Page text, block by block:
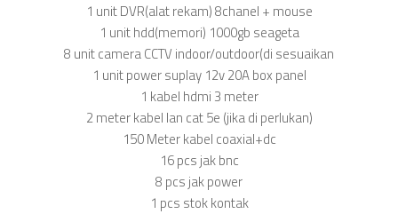
1 unit DVR(alat rekam) 8chanel + mouse
1 unit hdd(memori) 1000gb seageta
8 unit camera CCTV indoor/outdoor(di sesuaikan
1 unit power suplay 12v 20A box panel
1 kabel hdmi 3 meter
2 meter kabel lan cat 5e (jika di perlukan)
150 Meter kabel coaxial+dc
16 pcs jak bnc
8 pcs jak power
1 pcs stok kontak